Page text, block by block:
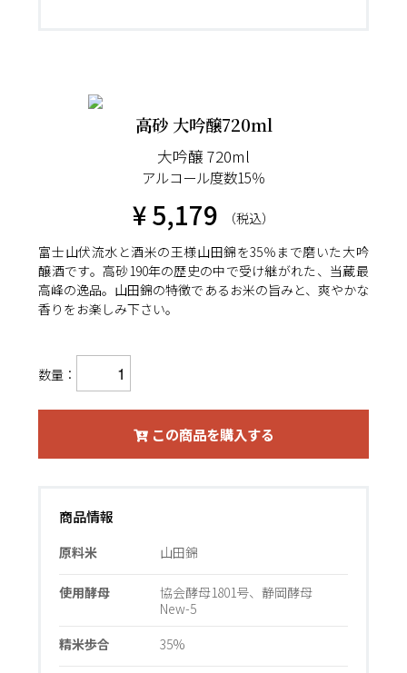
高砂 大吟醸720ml
大吟醸 720ml
アルコール度数15％
¥ 5,179
（税込）
富士山伏流水と酒米の王様山田錦を35％まで磨いた大吟
醸酒です。高砂190年の歴史の中で受け継がれた、当蔵最
高峰の逸品。山田錦の特徴であるお米の旨みと、爽やかな
香りをお楽しみ下さい。
数量：
この商品を購入する
商品情報
原料米 山田錦
使用酵母
協会酵母1801号、静岡酵母
New-5
精米歩合
35%